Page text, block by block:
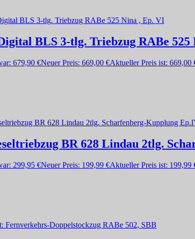
BLS 3-tlg. Triebzug RABe
679,90 €Neuer Preis: 669,00 €Aktueller Preis ist: 669,00
BR 628 Lindau 2tlg.
299,95 €Neuer Preis: 199,99 €Aktueller Preis ist: 199,99